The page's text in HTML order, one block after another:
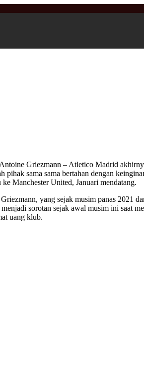
Griezmann – Atletico Madrid
sama sama bertahan dengan
Manchester United, Januari mendatang.
yang sejak musim panas 2021
sorotan sejak awal musim ini saat
uang klub.